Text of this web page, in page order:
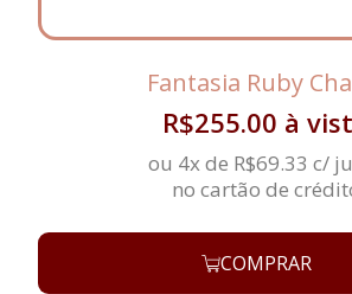
Fantasia Ruby
R$255.00 à
ou 4x de R$69.33 c/
no cartão de
COMPRAR